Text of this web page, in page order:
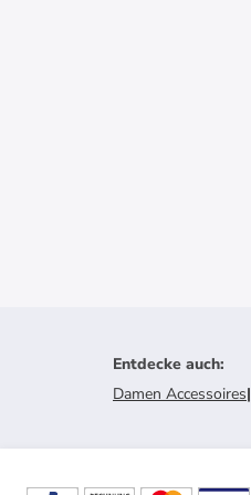
Entdecke auch:
Damen Accessoires|